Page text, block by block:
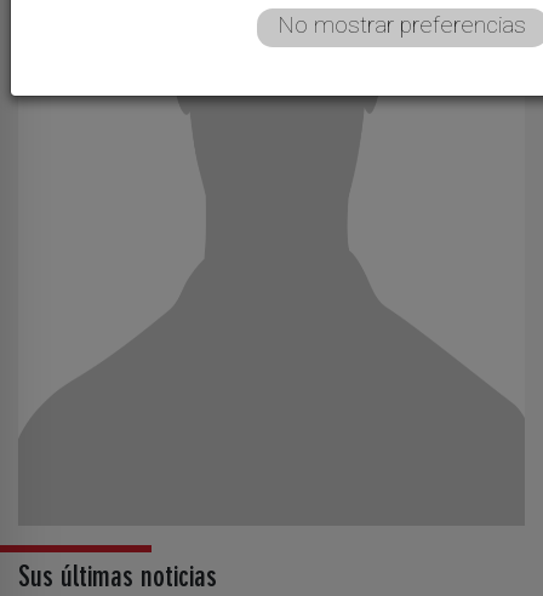
Sus últimas noticias
No mostrar preferencias